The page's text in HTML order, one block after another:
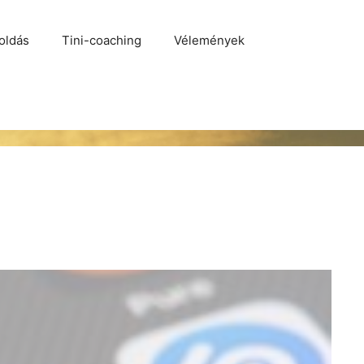
Tini-coaching Vélemények